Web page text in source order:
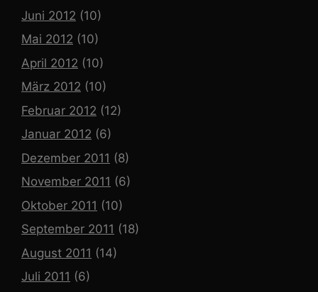
Juni 2012 (10)
Mai 2012 (10)
April 2012 (10)
März 2012 (10)
Februar 2012 (12)
Januar 2012 (6)
Dezember 2011 (8)
November 2011 (6)
Oktober 2011 (10)
September 2011 (18)
August 2011 (14)
Juli 2011 (6)